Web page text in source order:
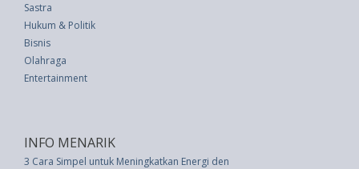
Sastra
Hukum & Politik
Bisnis
Olahraga
Entertainment
INFO MENARIK
3 Cara Simpel untuk Meningkatkan Energi dengan Makanan